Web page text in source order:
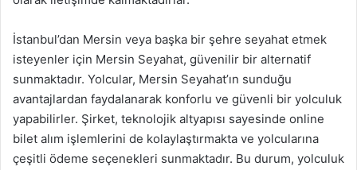
İstanbul’dan Mersin veya başka bir şehre seyahat etmek
isteyenler için Mersin Seyahat, güvenilir bir alternatif
sunmaktadır. Yolcular, Mersin Seyahat’ın sunduğu
avantajlardan faydalanarak konforlu ve güvenli bir yolculuk
yapabilirler. Şirket, teknolojik altyapısı sayesinde online
bilet alım işlemlerini de kolaylaştırmakta ve yolcularına
çeşitli ödeme seçenekleri sunmaktadır. Bu durum, yolculuk